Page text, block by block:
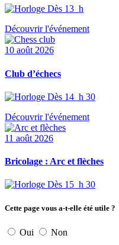
Dès 13 h
Découvrir l'événement
10 août 2026
Club d’échecs
Dès 14 h 30
Découvrir l'événement
11 août 2026
Bricolage : Arc et flèches
Dès 15 h 30
Cette page vous a-t-elle été utile ?
Oui Non